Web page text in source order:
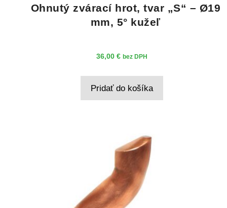
Ohnutý zvárací hrot, tvar „S“ – Ø19
mm, 5° kužeľ
36,00 € bez DPH
Pridať do košíka